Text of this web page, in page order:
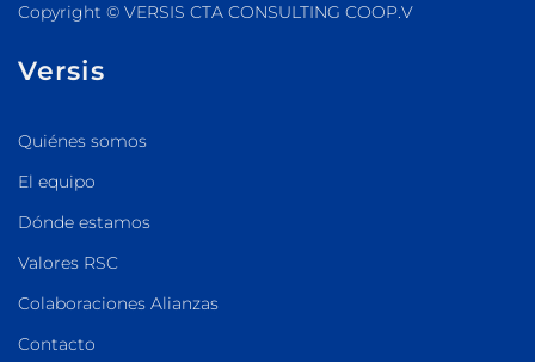
Copyright © VERSIS CTA CONSULTING COOP.V
Versis
Quiénes somos
El equipo
Dónde estamos
Valores RSC
Colaboraciones Alianzas
Contacto